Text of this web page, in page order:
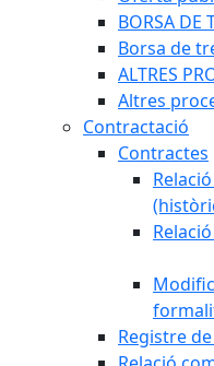
BORSA DE
Borsa de
ALTRES
Altres
Contractació
Contractes
Registre